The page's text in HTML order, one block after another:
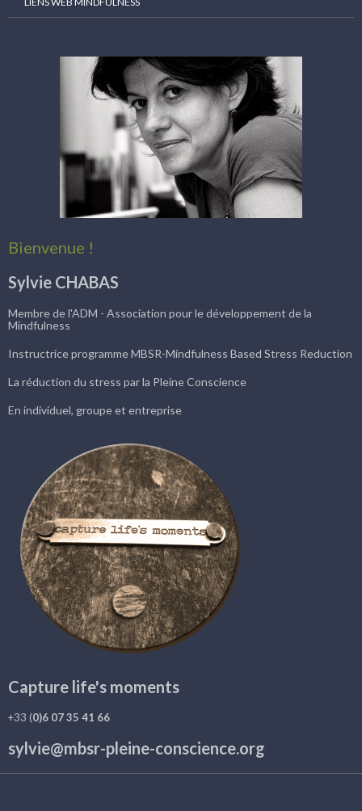
Bienvenue !
Sylvie CHABAS
Membre de l'ADM - Association pour le développement de la
Mindfulness
Instructrice programme MBSR-Mindfulness Based Stress Reduction
La réduction du stress par la Pleine Conscience
En individuel, groupe et entreprise
Capture life's moments
+33 (0)6 07 35 41 66
sylvie@mbsr-pleine-conscience.org